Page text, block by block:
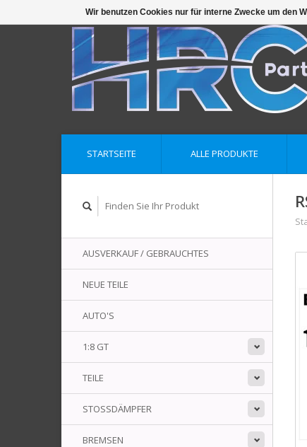
STARTSEITE ALLE PRODUKTE
AUSVERKAUF / GEBRAUCHTES
NEUE TEILE
AUTO'S
1:8 GT
TEILE
STOSSDÄMPFER
BREMSEN
Wir benutzen Cookies nur für interne Zwecke um den